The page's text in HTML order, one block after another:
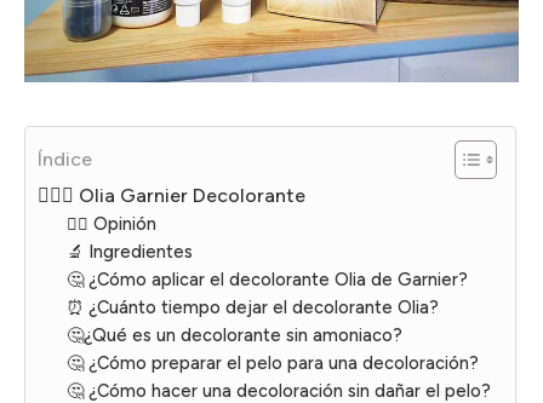
Índice
👱🏽‍♀️ Olia Garnier Decolorante
🙋‍♀️ Opinión
🔬 Ingredientes
🤔 ¿Cómo aplicar el decolorante Olia de Garnier?
⏰ ¿Cuánto tiempo dejar el decolorante Olia?
🤔¿Qué es un decolorante sin amoniaco?
🤔 ¿Cómo preparar el pelo para una decoloración?
🤔 ¿Cómo hacer una decoloración sin dañar el pelo?